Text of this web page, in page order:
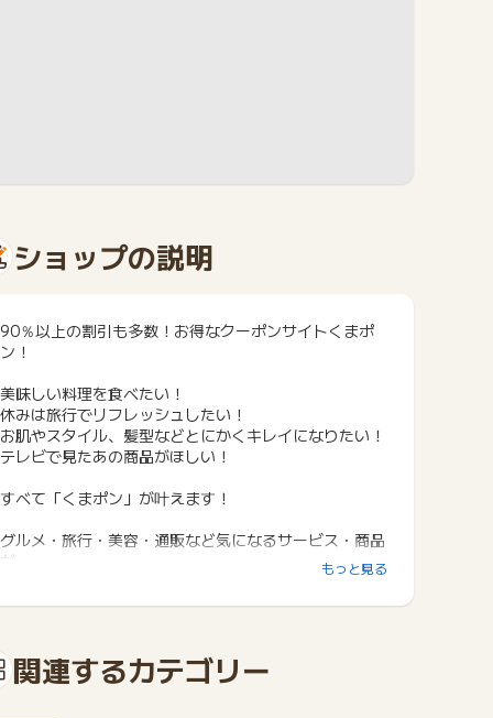
ショップの説明
90％以上の割引も多数！お得なクーポンサイトくまポ
ン！
美味しい料理を食べたい！
休みは旅行でリフレッシュしたい！
お肌やスタイル、髪型などとにかくキレイになりたい！
テレビで見たあの商品がほしい！
すべて「くまポン」が叶えます！
グルメ・旅行・美容・通販など気になるサービス・商品
が
もっと見る
関連するカテゴリー